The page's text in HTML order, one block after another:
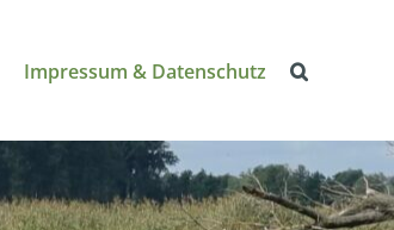
Impressum & Datenschutz